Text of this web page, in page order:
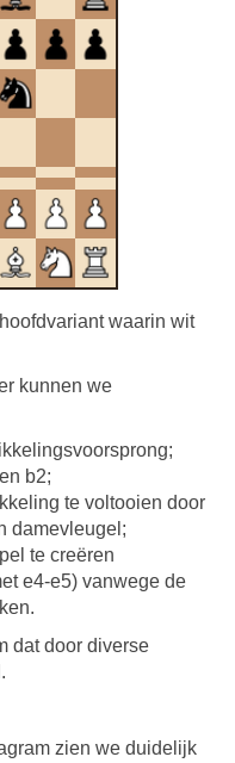
waarin wit
kunnen we
b2;
te voltooien door
damevleugel;
te creëren
e4-e5) vanwege de
dat door diverse
zien we duidelijk